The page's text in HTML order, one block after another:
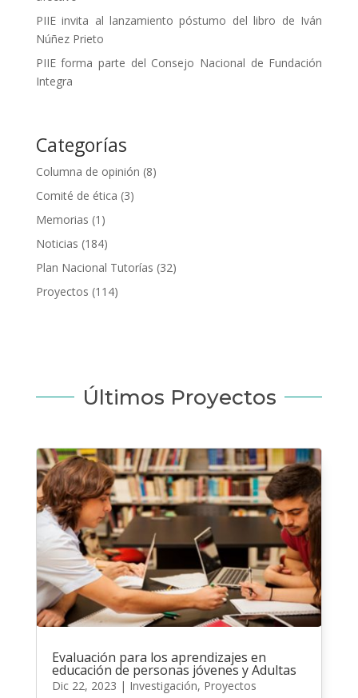
PIIE invita al lanzamiento póstumo del libro de Iván
Núñez Prieto
PIIE forma parte del Consejo Nacional de Fundación
Integra
Categorías
Columna de opinión (8)
Comité de ética (3)
Memorias (1)
Noticias (184)
Plan Nacional Tutorías (32)
Proyectos (114)
Últimos Proyectos
Evaluación para los aprendizajes en
educación de personas jóvenes y Adultas
Dic 22, 2023 | Investigación, Proyectos